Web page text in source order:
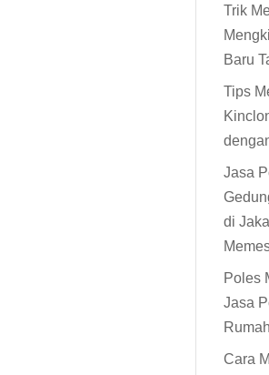
Trik
Baru
Tips
Jasa
di
Poles
Jasa
Cara